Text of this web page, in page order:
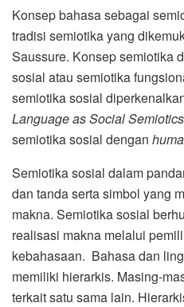
Konsep bahasa sebagai
tradisi semiotika yang
Saussure. Konsep semiotika
sosial atau semiotika
semiotika sosial
Language as Social Semiotics
semiotika sosial dengan
Semiotika sosial dalam
dan tanda serta simbol yang
makna. Semiotika sosial
realisasi makna melalui
kebahasaan. Bahasa dan
memiliki hierarkis. Masing-
terkait satu sama lain.